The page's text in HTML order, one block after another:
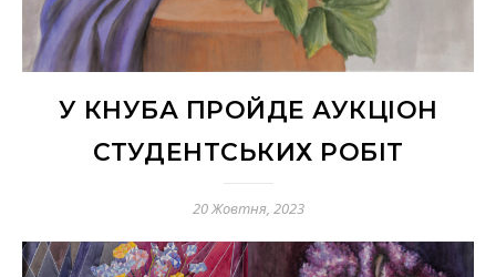
У КНУБА ПРОЙДЕ АУКЦІОН
СТУДЕНТСЬКИХ РОБІТ
20 Жовтня, 2023